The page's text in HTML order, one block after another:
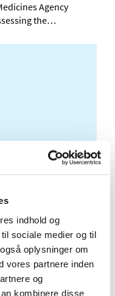
indhold og
sociale medier og til
oplysninger om
vores partnere inden
og
kombinere disse
Agency
the…